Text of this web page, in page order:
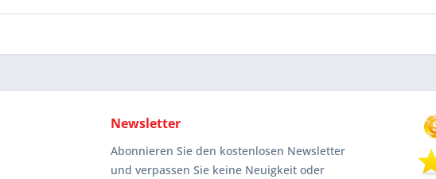
Newsletter
Abonnieren Sie den kostenlosen Newsletter
und verpassen Sie keine Neuigkeit oder